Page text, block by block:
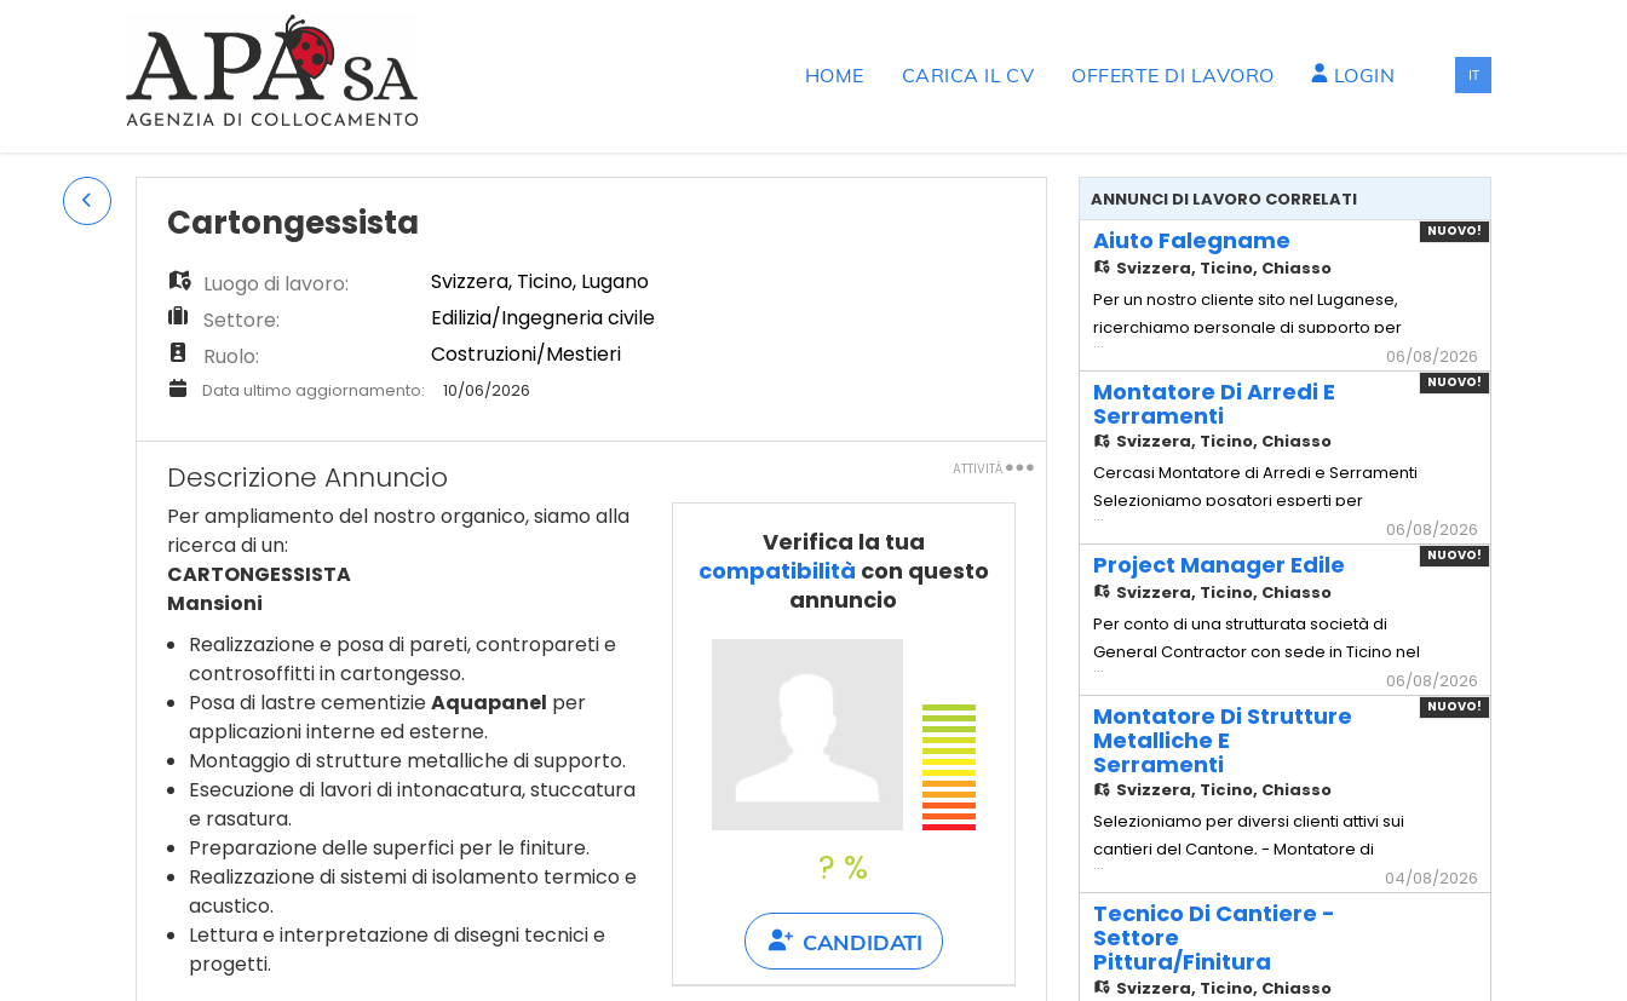
HOME CARICA IL CV OFFERTE DI LAVORO LOGIN IT
Cartongessista
Luogo di lavoro: Svizzera, Ticino, Lugano
Settore:
Edilizia/Ingegneria civile
Ruolo:
Costruzioni/Mestieri
Data ultimo aggiornamento: 10/06/2026
ATTIVITÀ
Stampa
Dillo a un
amico
Descrizione Annuncio
Verifica la tua
compatibilità con questo
annuncio
? %
CANDIDATI
Per ampliamento del nostro organico, siamo alla
ricerca di un:
CARTONGESSISTA
Mansioni
Realizzazione e posa di pareti, contropareti e
controsoffitti in cartongesso.
Posa di lastre cementizieAquapanel per
applicazioni interne ed esterne.
Montaggio di strutture metalliche di supporto.
Esecuzione di lavori di intonacatura, stuccatura
e rasatura.
Preparazione delle superfici per le finiture.
Realizzazione di sistemi di isolamento termico e
acustico.
Lettura e interpretazione di disegni tecnici e
progetti.
ANNUNCI DI LAVORO CORRELATI
NUOVO!
Aiuto Falegname
Svizzera, Ticino, Chiasso
Per un nostro cliente sito nel Luganese,
ricerchiamo personale di supporto per
squadre di montaggio di arredi di alta
Gamma. - Aiuto Falegname Mansionario
- Assistenza tecnica: Supporto operativo
ai falegnami qualificati durante le
lavorazioni in posa. - Movimentazione
carichi: Spostamento e movim
...
06/08/2026
NUOVO!
Montatore Di Arredi E
Serramenti
Svizzera, Ticino, Chiasso
Cercasi Montatore di Arredi e Serramenti
Selezioniamo posatori esperti per
cantieri civili, commerciali e progetti di
arredamento d'alta gamma sul territorio.
Mansionario - Montaggio arredi: Posa in
opera e montaggio millimetrico di arredi
Installazione cucine: Assemb
...
06/08/2026
NUOVO!
Project Manager Edile
Svizzera, Ticino, Chiasso
Per conto di una strutturata società di
General Contractor con sede in Ticino nel
Luganese, selezioniamo per l'inserimento
a tempo indeterminato di un Project
Manager Edile esperto nella gestione di
commesse civili e commerciali chiavi in
mano. Principali mansioni: -
Coordinamento integrale delle
...
06/08/2026
NUOVO!
Montatore Di Strutture
Metalliche E
Serramenti
Svizzera, Ticino, Chiasso
Selezioniamo per diversi clienti attivi sui
cantieri del Cantone, - Montatore di
Strutture Metalliche e Serramenti
Principali mansioni: - Posa e montaggio
in cantiere di carpenteria pesante e
leggera (parapetti, scale antincendio,
tettoie). - Installazione di facciate
...
04/08/2026
Tecnico Di Cantiere -
Settore
Pittura/Finitura
Svizzera, Ticino, Chiasso